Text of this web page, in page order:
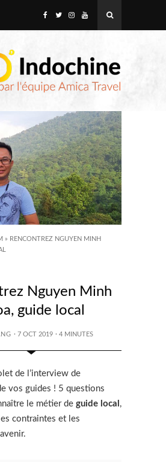
» RENCONTREZ NGUYEN MINH
Nguyen Minh
guide local
· 7 OCT 2019 · 4 MINUTES
de l’interview de
vos guides ! 5 questions
le métier de guide local ,
contraintes et les